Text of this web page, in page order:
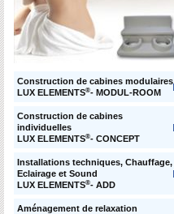
Construction de cabines modulaires
LUX ELEMENTS®- MODUL-ROOM
Construction de cabines
individuelles
LUX ELEMENTS®- CONCEPT
Installations techniques, Chauffage,
Eclairage et Sound
LUX ELEMENTS®- ADD
Aménagement de relaxation